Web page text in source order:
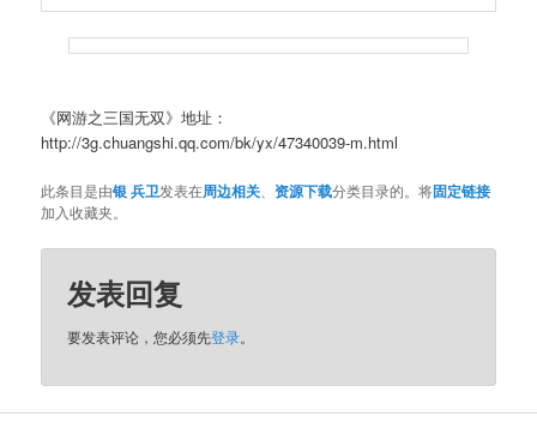
《网游之三国无双》地址：
http://3g.chuangshi.qq.com/bk/yx/47340039-m.html
此条目是由银 兵卫发表在周边相关 资源下载分类目录的。将固定链接
加入收藏夹。
发表回复
要发表评论，您必须先登录。